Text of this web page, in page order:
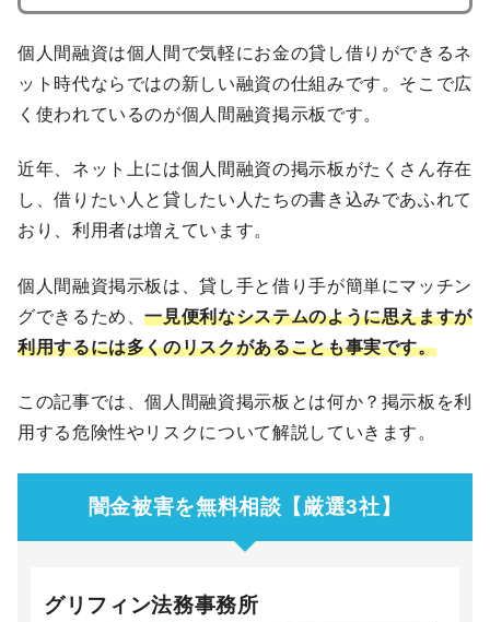
個人間融資は個人間で気軽にお金の貸し借りができるネ
ット時代ならではの新しい融資の仕組みです。そこで広
く使われているのが個人間融資掲示板です。
近年、ネット上には個人間融資の掲示板がたくさん存在
し、借りたい人と貸したい人たちの書き込みであふれて
おり、利用者は増えています。
個人間融資掲示板は、貸し手と借り手が簡単にマッチン
グできるため、一見便利なシステムのように思えますが
利用するには多くのリスクがあることも事実です。
この記事では、個人間融資掲示板とは何か？掲示板を利
用する危険性やリスクについて解説していきます。
闇金被害を無料相談【厳選3社】
グリフィン法務事務所